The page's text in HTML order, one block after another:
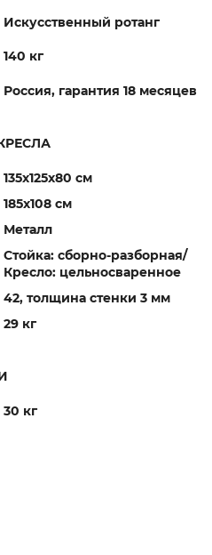
Искусственный ротанг
140 кг
Россия, гарантия 18 месяцев
135х125х80 см
185х108 см
Металл
Стойка: сборно-разборная/
Кресло: цельносваренное
42, толщина стенки 3 мм
29 кг
30 кг